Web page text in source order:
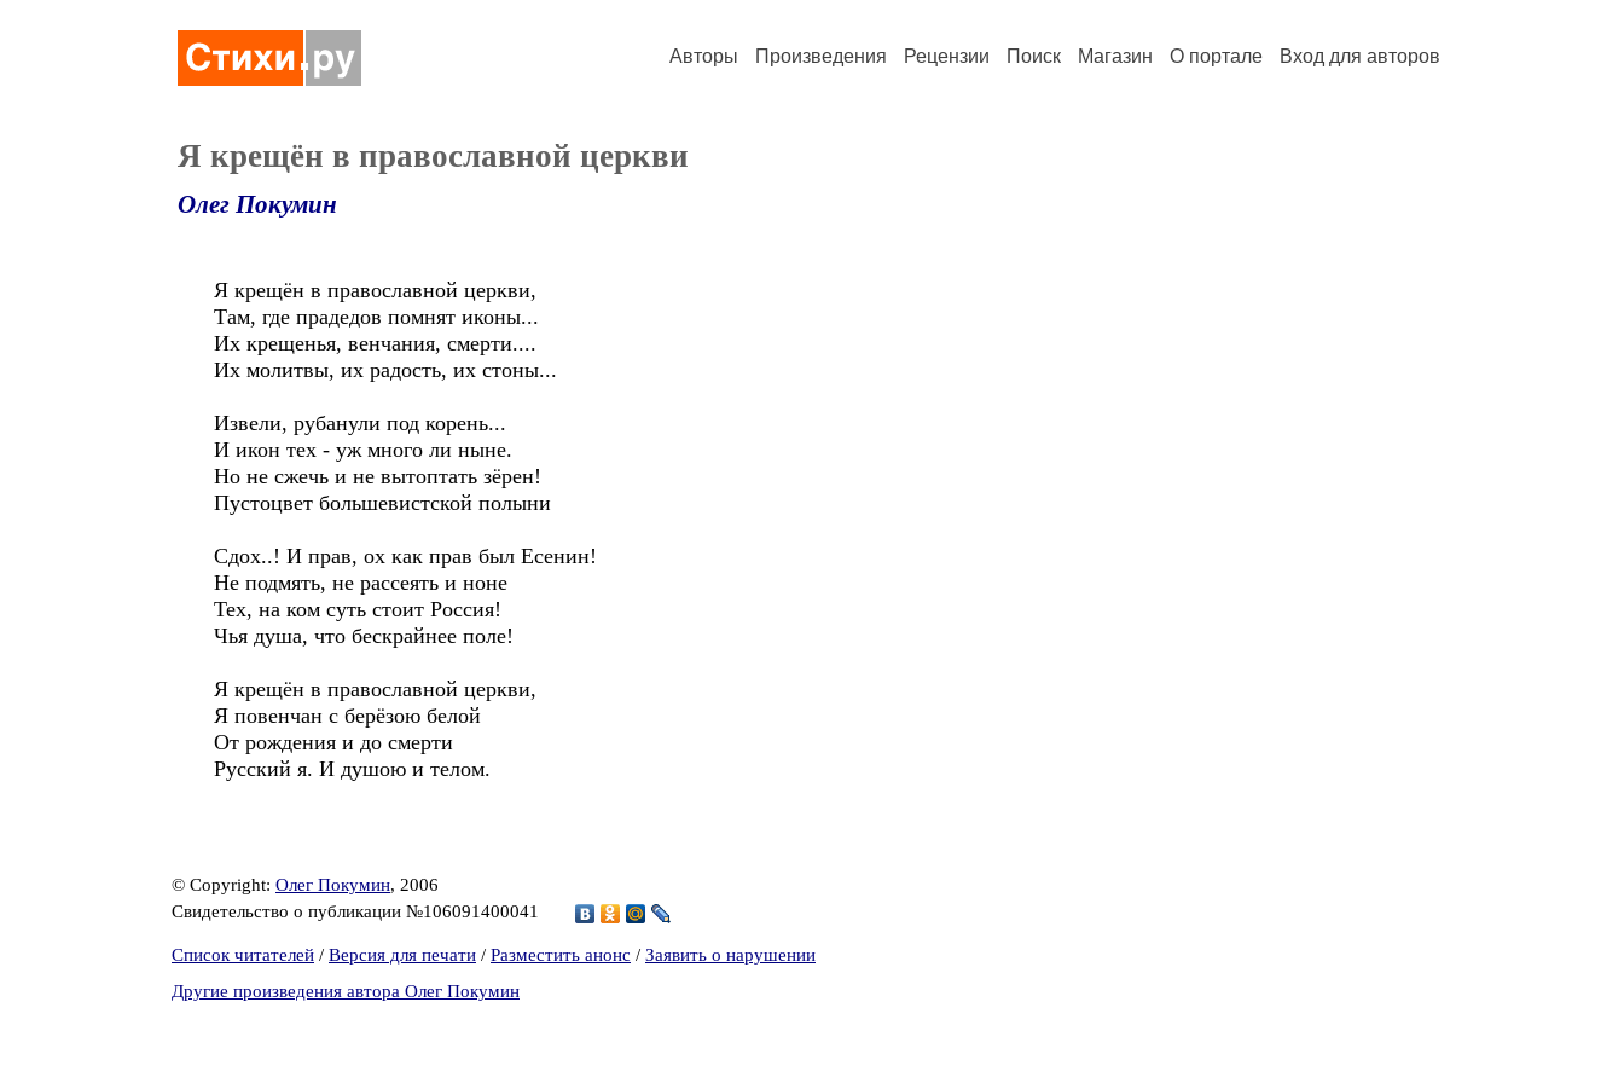
Авторы Произведения Рецензии Поиск Магазин О портале Вход для авторов
Я крещён в православной церкви
Олег Покумин
Я крещён в православной церкви,
Там, где прадедов помнят иконы...
Их крещенья, венчания, смерти....
Их молитвы, их радость, их стоны...
Извели, рубанули под корень...
И икон тех - уж много ли ныне.
Но не сжечь и не вытоптать зёрен!
Пустоцвет большевистской полыни
Сдох..! И прав, ох как прав был Есенин!
Не подмять, не рассеять и ноне
Тех, на ком суть стоит Россия!
Чья душа, что бескрайнее поле!
Я крещён в православной церкви,
Я повенчан с берёзою белой
От рождения и до смерти
Русский я. И душою и телом.
© Copyright: Олег Покумин, 2006
Свидетельство о публикации №106091400041
Список читателей / Версия для печати / Разместить анонс / Заявить о нарушении
Другие произведения автора Олег Покумин